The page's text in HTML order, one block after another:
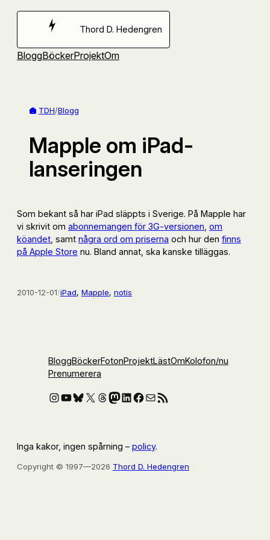
Hoppa
Thord D. Hedengren
BloggBöckerProjektOm
TDH/Blogg
Mapple om iPad-
lanseringen
Som bekant så har iPad släppts i Sverige. På Mapple har
vi skrivit om abonnemangen för 3G-versionen om
köandet , samt några ord om priserna och hur den finns
på Apple Store nu. Bland annat, ska kanske tilläggas.
2010-12-01/iPad, Mapple, notis
BloggBöckerFotonProjektLästOmKolofon/nu
Prenumerera
Instagram
YouTube
Bluesky
X Threads
Mastodon
LinkedIn
Facebook
E-postRSS-flöde
Inga kakor, ingen spårning – policy.
Copyright © 1997—2026 Thord D. Hedengren